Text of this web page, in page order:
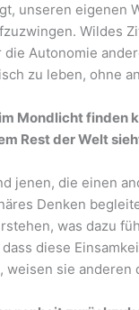
unseren eigenen
Wildes
Autonomie
zu leben, ohne
Mondlicht finden
Rest der Welt
jenen, die einen
Denken
was dazu
diese
sie anderen